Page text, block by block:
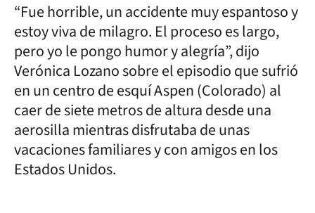
“Fue horrible, un accidente muy espantoso y
estoy viva de milagro. El proceso es largo,
pero yo le pongo humor y alegría”, dijo
Verónica Lozano sobre el episodio que sufrió
en un centro de esquí Aspen (Colorado) al
caer de siete metros de altura desde una
aerosilla mientras disfrutaba de unas
vacaciones familiares y con amigos en los
Estados Unidos.